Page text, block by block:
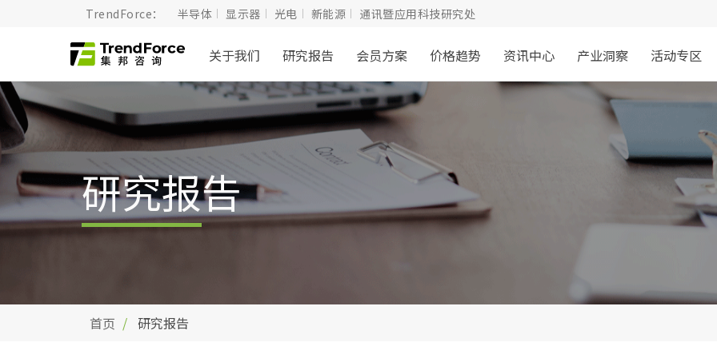
TrendForce： 半导体 显示器 光电 新能源 通讯暨应用科技研究处
关于我们 研究报告 会员方案 价格趋势 资讯中心 产业洞察 活动专区
研究报告
首页 研究报告